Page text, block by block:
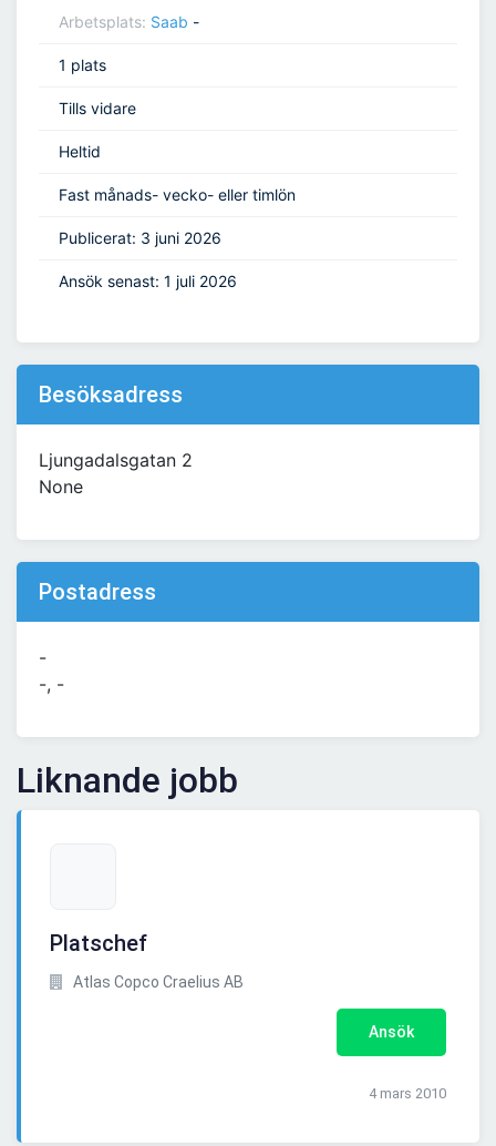
Arbetsplats: Saab -
1 plats
Tills vidare
Heltid
Fast månads- vecko- eller timlön
Publicerat: 3 juni 2026
Ansök senast: 1 juli 2026
Besöksadress
Ljungadalsgatan 2
None
Postadress
-
-, -
Liknande jobb
Platschef
Atlas Copco Craelius AB
Ansök
4 mars 2010